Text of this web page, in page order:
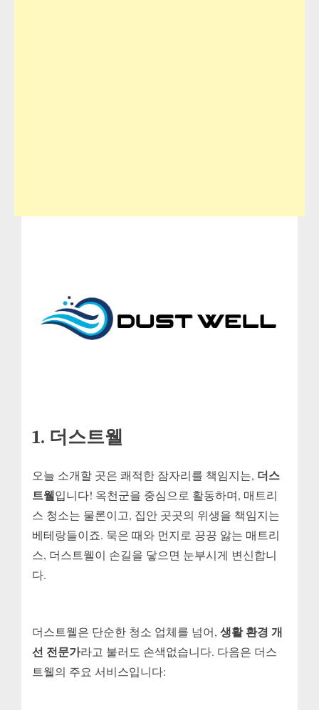
1. 더스트웰
오늘 소개할 곳은 쾌적한 잠자리를 책임지는, 더스
트웰입니다! 옥천군을 중심으로 활동하며, 매트리
스 청소는 물론이고, 집안 곳곳의 위생을 책임지는
베테랑들이죠. 묵은 때와 먼지로 끙끙 앓는 매트리
스, 더스트웰이 손길을 닿으면 눈부시게 변신합니
다.
더스트웰은 단순한 청소 업체를 넘어, 생활 환경 개
선 전문가라고 불러도 손색없습니다. 다음은 더스
트웰의 주요 서비스입니다: